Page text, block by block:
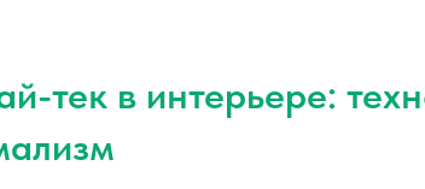
тек в интерьере: